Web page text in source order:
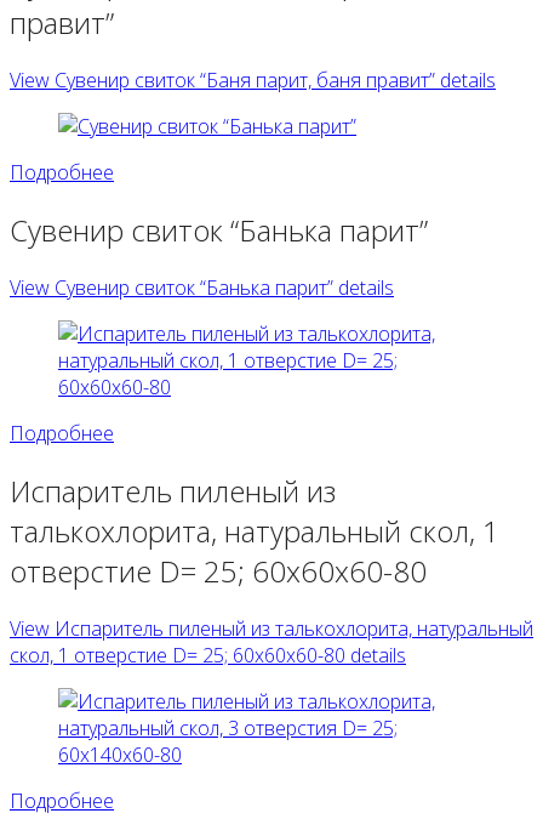
правит”
View Сувенир свиток “Баня парит, баня правит” details
Подробнее
Сувенир свиток “Банька парит”
View Сувенир свиток “Банька парит” details
Подробнее
Испаритель пиленый из
талькохлорита, натуральный скол, 1
отверстие D= 25; 60х60х60-80
View Испаритель пиленый из талькохлорита, натуральный
скол, 1 отверстие D= 25; 60х60х60-80 details
Подробнее